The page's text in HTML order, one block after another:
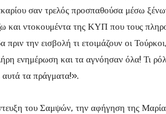
σαν τρελός προσπαθούσα μέσω
και ντοκουμέντα της ΚΥΠ που τους
πριν την εισβολή τι ετοιμάζουν οι
ενημέρωση και τα αγνόησαν όλα! Τι
αυτά τα πράγματα!».
του Σαμψών, την αφήγηση της